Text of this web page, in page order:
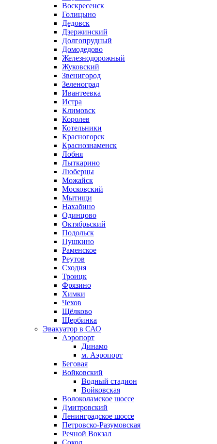
Воскресенск
Голицыно
Дедовск
Дзержинский
Долгопрудный
Домодедово
Железнодорожный
Жуковский
Звенигород
Зеленоград
Ивантеевка
Истра
Климовск
Королев
Котельники
Красногорск
Краснознаменск
Лобня
Лыткарино
Люберцы
Можайск
Московский
Мытищи
Нахабино
Одинцово
Октябрьский
Подольск
Пушкино
Раменское
Реутов
Сходня
Троицк
Фрязино
Химки
Чехов
Щёлково
Щербинка
Эвакуатор в САО
Аэропорт
Динамо
м. Аэропорт
Беговая
Войковский
Водный стадион
Войковская
Волоколамское шоссе
Дмитровский
Ленинградское шоссе
Петровско-Разумовская
Речной Вокзал
Сокол